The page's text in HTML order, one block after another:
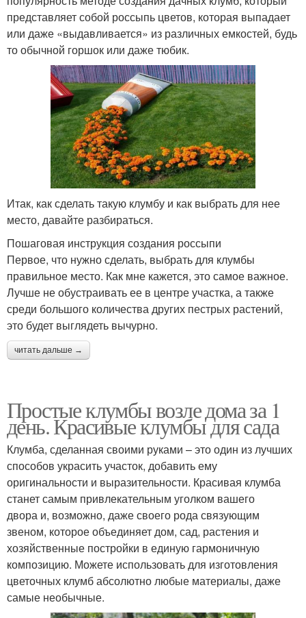
представляет собой россыпь цветов, которая выпадает
или даже «выдавливается» из различных емкостей, будь
то обычной горшок или даже тюбик.
Итак, как сделать такую клумбу и как выбрать для нее
место, давайте разбираться.
Пошаговая инструкция создания россыпи
Первое, что нужно сделать, выбрать для клумбы
правильное место. Как мне кажется, это самое важное.
Лучше не обустраивать ее в центре участка, а также
среди большого количества других пестрых растений,
это будет выглядеть вычурно.
читать дальше →
Простые клумбы возле дома за 1
день. Красивые клумбы для сада
Клумба, сделанная своими руками – это один из лучших
способов украсить участок, добавить ему
оригинальности и выразительности. Красивая клумба
станет самым привлекательным уголком вашего
двора и, возможно, даже своего рода связующим
звеном, которое объединяет дом, сад, растения и
хозяйственные постройки в единую гармоничную
композицию. Можете использовать для изготовления
цветочных клумб абсолютно любые материалы, даже
самые необычные.